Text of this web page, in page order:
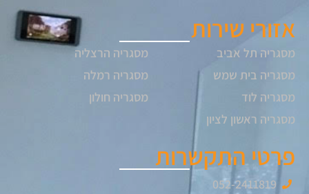
אזורי שירות
מסגריה תל אביב
מסגריה בית שמש
מסגריה לוד
מסגריה ראשון לציון
מסגריה הרצליה
מסגריה רמלה
מסגריה חולון
פרטי התקשרות
052-2411819